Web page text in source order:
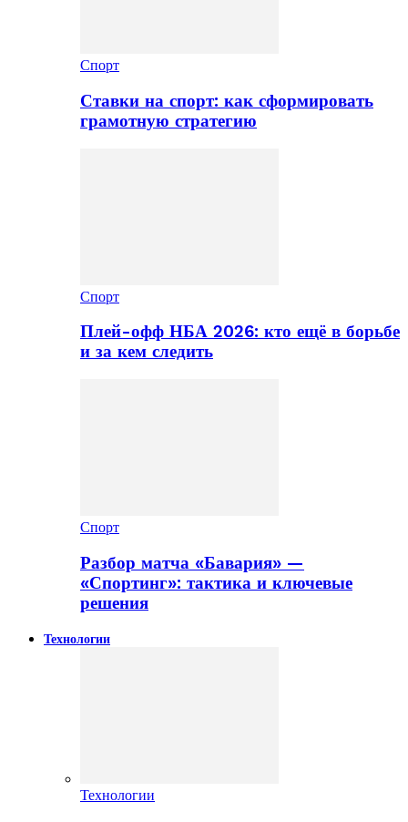
Спорт
Ставки на спорт: как сформировать
грамотную стратегию
Спорт
Плей-офф НБА 2026: кто ещё в борьбе
и за кем следить
Спорт
Разбор матча «Бавария» —
«Спортинг»: тактика и ключевые
решения
Технологии
Технологии